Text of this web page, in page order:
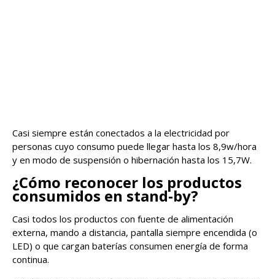
Casi siempre están conectados a la electricidad por
personas cuyo consumo puede llegar hasta los 8,9w/hora
y en modo de suspensión o hibernación hasta los 15,7W.
¿Cómo reconocer los productos
consumidos en stand-by?
Casi todos los productos con fuente de alimentación
externa, mando a distancia, pantalla siempre encendida (o
LED) o que cargan baterías consumen energía de forma
continua.